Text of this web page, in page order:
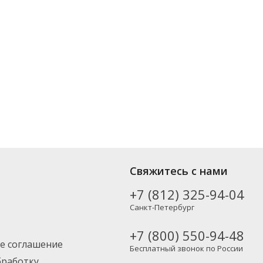
производителей, включая новинки. Вы можете выбрать
в Москву и другие регионы России – партнерской транспортной
соглашение
Свяжитесь с нами
+7 (812) 325-94-04
Санкт-Петербург
+7 (800) 550-94-48
Бесплатный звонок по России